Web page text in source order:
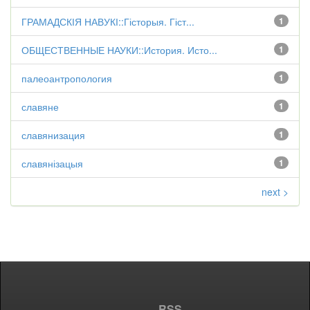
1
ГРАМАДСКІЯ НАВУКІ::Гісторыя. Гіст...
1
ОБЩЕСТВЕННЫЕ НАУКИ::История. Исто...
1
палеоантропология
1
славяне
1
славянизация
1
славянізацыя
next >